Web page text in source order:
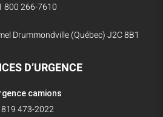
800 266-7610
Drummondville (Québec) J2C 8B1
D’URGENCE
camions
819 473-2022